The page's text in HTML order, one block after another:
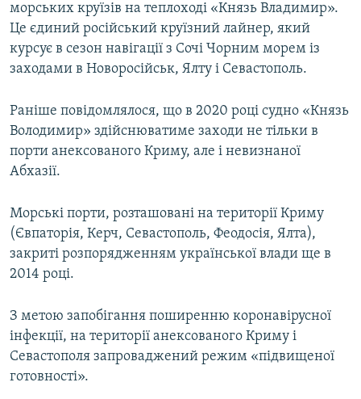
морських круїзів на теплоході «Князь Владимир».
Це єдиний російський круїзний лайнер, який
курсує в сезон навігації з Сочі Чорним морем із
заходами в Новоросійськ, Ялту і Севастополь.
Раніше повідомлялося, що в 2020 році судно «Князь
Володимир» здійснюватиме заходи не тільки в
порти анексованого Криму, але і невизнаної
Абхазії.
Морські порти, розташовані на території Криму
(Євпаторія, Керч, Севастополь, Феодосія, Ялта),
закриті розпорядженням української влади ще в
2014 році.
З метою запобігання поширенню коронавірусної
інфекції, на території анексованого Криму і
Севастополя запроваджений режим «підвищеної
готовності».